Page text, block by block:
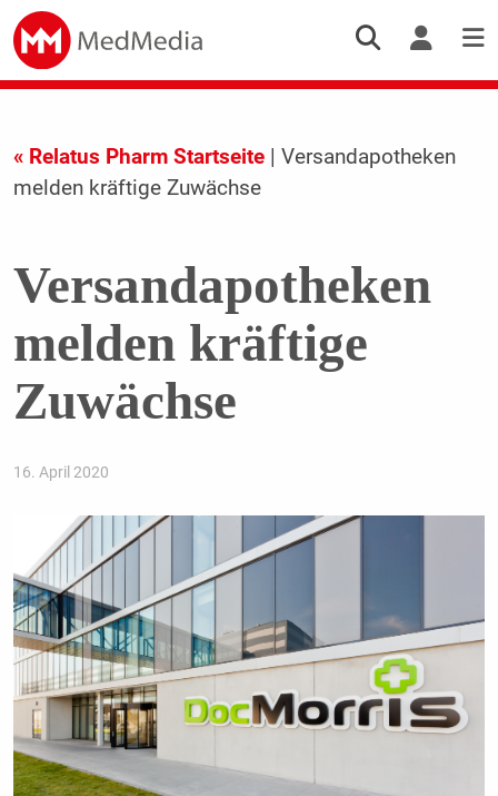
« Relatus Pharm Startseite| Versandapotheken
melden kräftige Zuwächse
Versandapotheken
melden kräftige
Zuwächse
16. April 2020